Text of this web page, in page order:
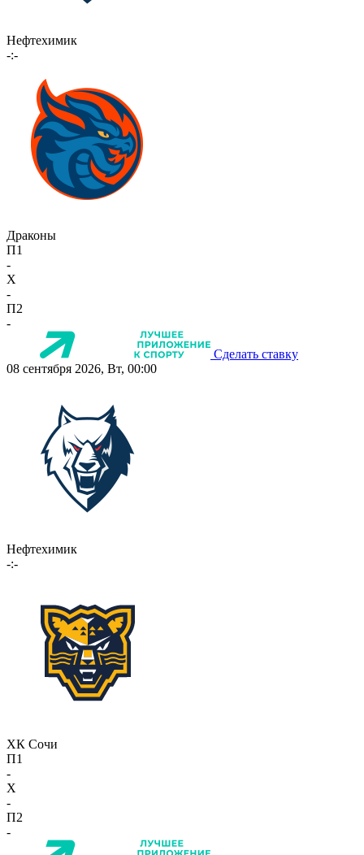
Нефтехимик
-:-
Драконы
П1
-
X
-
П2
-
Сделать ставку
08 сентября 2026, Вт, 00:00
Нефтехимик
-:-
ХК Сочи
П1
-
X
-
П2
-